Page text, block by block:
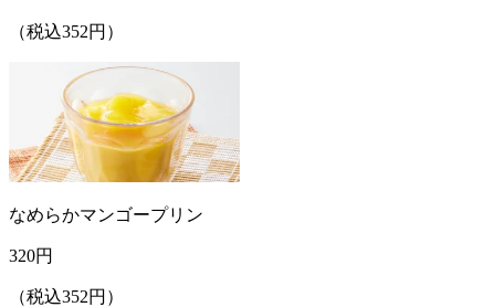
（税込352円）
なめらかマンゴープリン
320円
（税込352円）